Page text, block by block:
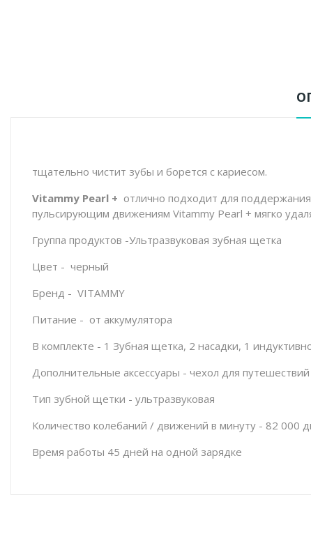
тщательно чистит зубы и борется с кариесом.
Vitammy Pearl + отлично подходит для
пульсирующим движениям Vitammy Pearl + мягко
Группа продуктов -Ультразвуковая зубная щетка
Цвет - черный
Бренд - VITAMMY
Питание - от аккумулятора
В комплекте - 1 Зубная щетка, 2 насадки, 1
Дополнительные аксессуары - чехол для путешествий
Тип зубной щетки - ультразвуковая
Количество колебаний / движений в минуту - 82 000
Время работы 45 дней на одной зарядке